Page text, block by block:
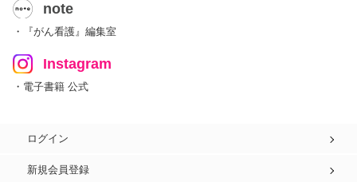
note
・『がん看護』編集室
Instagram
・電子書籍 公式
ログイン
新規会員登録